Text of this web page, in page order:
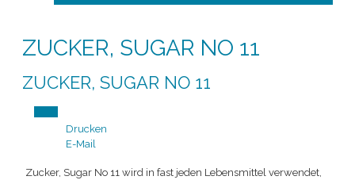
ZUCKER, SUGAR NO 11
ZUCKER, SUGAR NO 11
Drucken
E-Mail
Zucker, Sugar No 11 wird in fast jeden Lebensmittel verwendet,